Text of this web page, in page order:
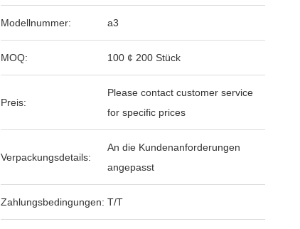
Modellnummer: a3
MOQ: 100 ¢ 200 Stück
Preis:
Please contact customer service
for specific prices
Verpackungsdetails:
An die Kundenanforderungen
angepasst
Zahlungsbedingungen: T/T